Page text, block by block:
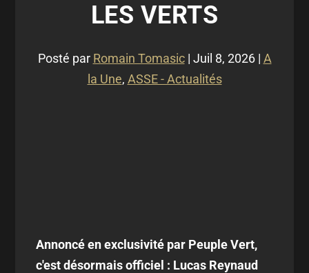
LES VERTS
Posté par Romain Tomasic| Juil 8, 2026| A
la Une, ASSE - Actualités
Annoncé en exclusivité par Peuple Vert,
c'est désormais officiel : Lucas Reynaud